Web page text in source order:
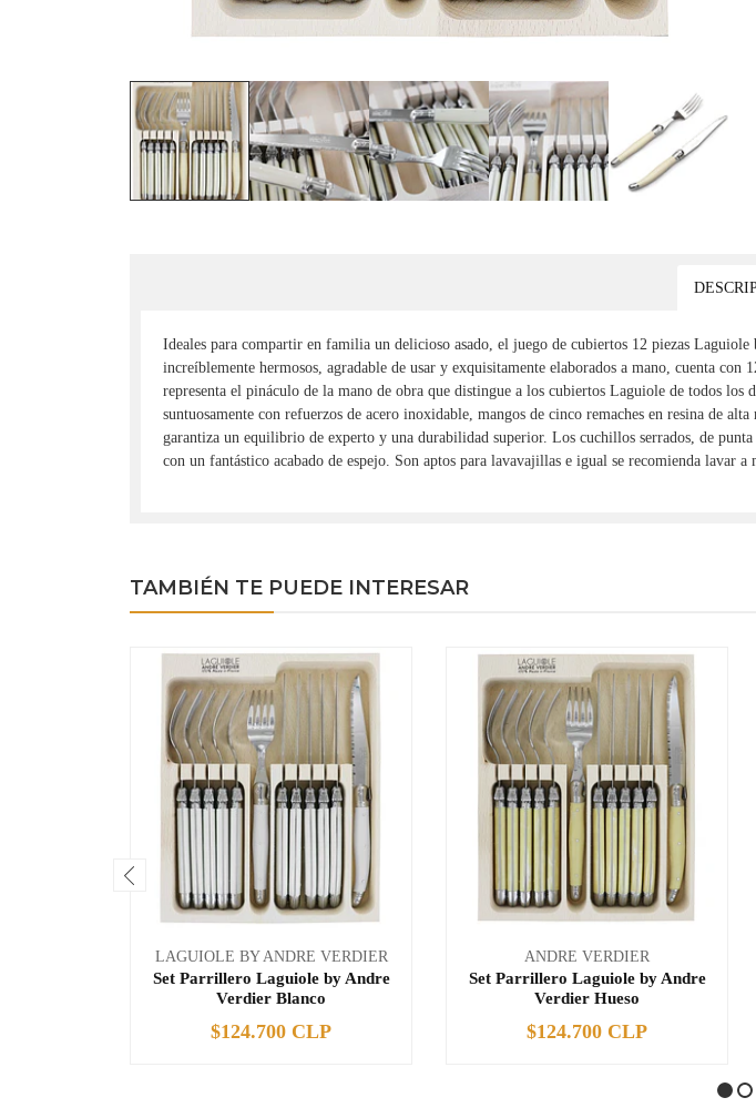
Ideales para compartir en familia un delicioso asado, el juego de cubiertos 12 piezas
increíblemente hermosos, agradable de usar y exquisitamente elaborados a mano, cuenta
representa el pináculo de la mano de obra que distingue a los cubiertos Laguiole de todos los
suntuosamente con refuerzos de acero inoxidable, mangos de cinco remaches en resina de
garantiza un equilibrio de experto y una durabilidad superior. Los cuchillos serrados, de
con un fantástico acabado de espejo. Son aptos para lavavajillas e igual se recomienda lavar
TAMBIÉN TE PUEDE INTERESAR
LAGUIOLE BY ANDRE VERDIER
Set Parrillero Laguiole by Andre
Verdier Blanco
+
$124.700 CLP
ANDRE VERDIER
Set Parrillero Laguiole by Andre
Verdier Hueso
+
$124.700 CLP